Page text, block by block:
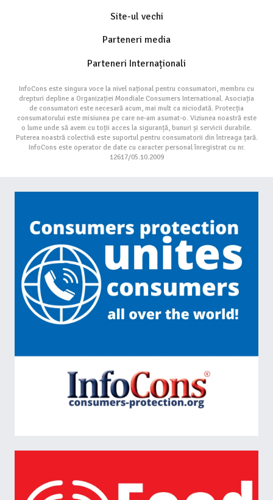
Site-ul vechi
Parteneri media
Parteneri Internaționali
InfoCons este singura voce la nivel național pentru consumatori, membru cu
drepturi depline a Organizației Mondiale Consumers International. Asociația
de consumatori este necesară acum, mai mult ca niciodată. Protecția
consumatorului este misiunea pe care ne-am asumat-o. Viziunea noastră este
o lume unde să avem cu toții acces la siguranță, bunuri și servicii durabile.
Puterea noastră colectivă este suportul pentru consumatorii din întreaga țară.
InfoCons este operator de date cu caracter personal înregistrat cu nr.
12617/05.10.2009